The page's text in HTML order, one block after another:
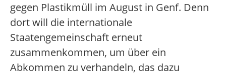
gegen Plastikmüll im August in Genf. Denn
dort will die internationale
Staatengemeinschaft erneut
zusammenkommen, um über ein
Abkommen zu verhandeln, das dazu